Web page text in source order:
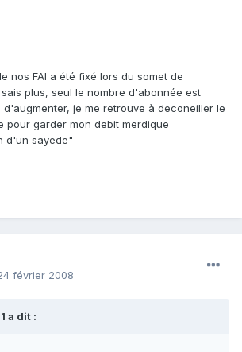
nos FAI a été fixé lors du somet de
plus, seul le nombre d'abonnée est
je me retrouve à deconeiller le
pour garder mon debit merdique
d'un sayede"
février 2008
a dit :